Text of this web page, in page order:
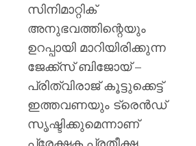
സിനിമാറ്റിക്
അനുഭവത്തിന്റെയും
ഉറപ്പായി മാറിയിരിക്കുന്ന
ജേക്ക്സ് ബിജോയ്‌ –
പ്രിത്വിരാജ് കൂട്ടുക്കെട്ട്
ഇത്തവണയും ട്രെൻഡ്
സൃഷ്ടിക്കുമെന്നാണ്
പ്രേക്ഷക പ്രതീക്ഷ.